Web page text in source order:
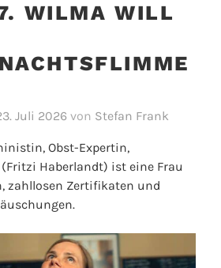
WILMA WILL
Juli 2026 von Stefan Frank
Obst-Expertin,
Haberlandt) ist eine Frau
zahllosen Zertifikaten und